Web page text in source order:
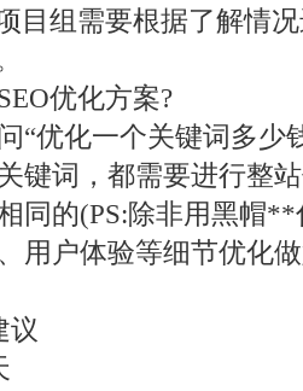
组需要根据了解情况
优化方案?
化一个关键词多少
键词，都需要进行整
同的(PS:除非用黑帽
用户体验等细节优化